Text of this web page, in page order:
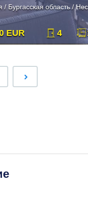
/ Бургасская область /
EUR 4